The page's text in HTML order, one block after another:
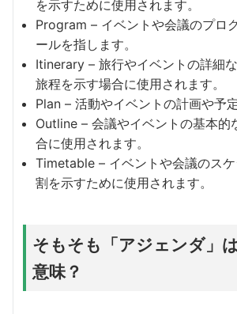
を示すために使用されます。
Program – イベントや会議のプロ
ールを指します。
Itinerary – 旅行やイベントの詳細な
旅程を示す場合に使用されます。
Plan – 活動やイベントの計画や予
Outline – 会議やイベントの基本的
合に使用されます。
Timetable – イベントや会議のス
割を示すために使用されます。
そもそも「アジェンダ」
意味？